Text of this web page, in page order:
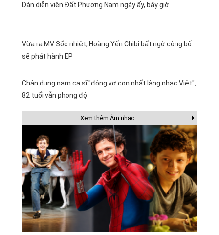
Dàn diễn viên Đất Phương Nam ngày ấy, bây giờ
Vừa ra MV Sốc nhiệt, Hoàng Yến Chibi bất ngờ công bố
sẽ phát hành EP
Chân dung nam ca sĩ "đông vợ con nhất làng nhạc Việt",
82 tuổi vẫn phong độ
Xem thêm Âm nhạc